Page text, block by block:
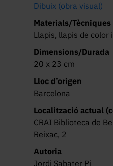
Dibuix (obra visual)
Materials/Tècniques
Llapis, llapis de
Dimensions/Durada
20 x 23 cm
Lloc d’origen
Barcelona
Localització actual
CRAI Biblioteca de
Reixac, 2
Autoria
Jordi Sabater Pi